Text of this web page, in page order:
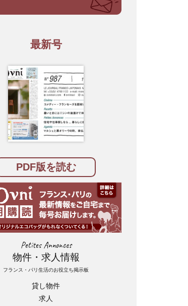
最新号
PDF版を読む
Petites Annonces
物件・求人情報
フランス・パリ生活のお役立ち掲示板
貸し物件
求人